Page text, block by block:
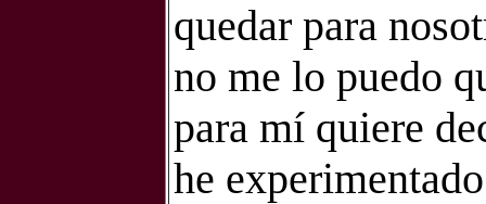
quedar para
no me lo puedo
para mí quiere
he